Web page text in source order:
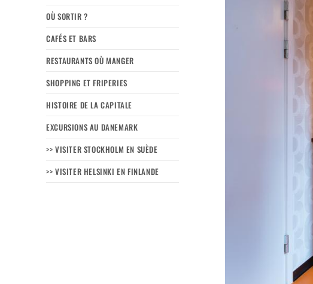
OÙ SORTIR ?
CAFÉS ET BARS
RESTAURANTS OÙ MANGER
SHOPPING ET FRIPERIES
HISTOIRE DE LA CAPITALE
EXCURSIONS AU DANEMARK
>> VISITER STOCKHOLM EN SUÈDE
>> VISITER HELSINKI EN FINLANDE